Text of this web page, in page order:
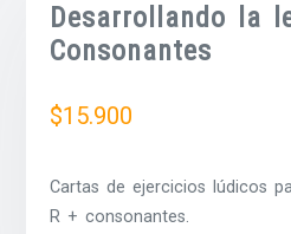
Desarrollando la
Consonantes
$15.900
Cartas de ejercicios lúdicos
R + consonantes.